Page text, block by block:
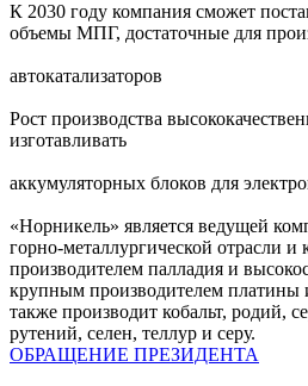
К 2030 году компания сможет
объемы МПГ, достаточные для
автокатализаторов
Рост производства
изготавливать
аккумуляторных блоков для
«Норникель» является ведущей
горно-металлургической отрасли
производителем палладия и
крупным производителем платины
также производит кобальт, родий,
рутений, селен, теллур и серу.
ОБРАЩЕНИЕ ПРЕЗИДЕНТА